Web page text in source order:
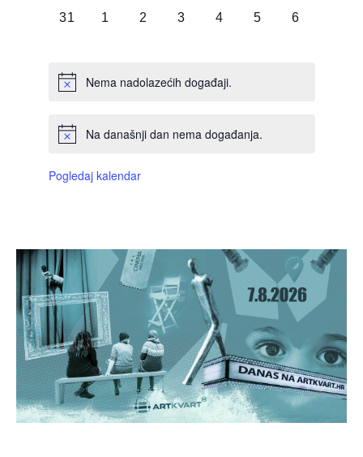
0
31
0
1
0
2
0
3
0
4
0
5
0
6
Nema nadolazećih događaji.
Na današnji dan nema događanja.
Pogledaj kalendar